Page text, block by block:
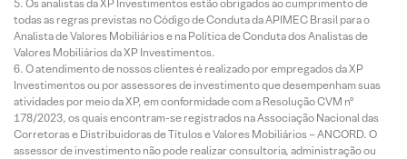
Os analistas da XP Investimentos estão obrigados ao cumprimento de
todas as regras previstas no Código de Conduta da APIMEC Brasil para o
Analista de Valores Mobiliários e na Política de Conduta dos Analistas de
Valores Mobiliários da XP Investimentos.
O atendimento de nossos clientes é realizado por empregados da XP
Investimentos ou por assessores de investimento que desempenham suas
atividades por meio da XP, em conformidade com a Resolução CVM nº
178/2023, os quais encontram-se registrados na Associação Nacional das
Corretoras e Distribuidoras de Títulos e Valores Mobiliários – ANCORD. O
assessor de investimento não pode realizar consultoria, administração ou